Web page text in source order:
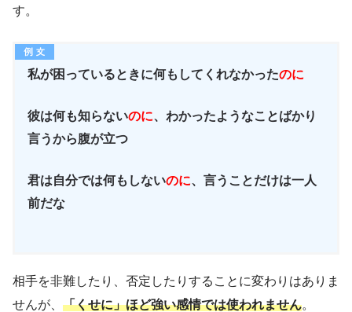
す。
私が困っているときに何もしてくれなかったのに
彼は何も知らないのに、わかったようなことばかり
言うから腹が立つ
君は自分では何もしないのに、言うことだけは一人
前だな
相手を非難したり、否定したりすることに変わりはありま
せんが、 「くせに」ほど強い感情では使われません。